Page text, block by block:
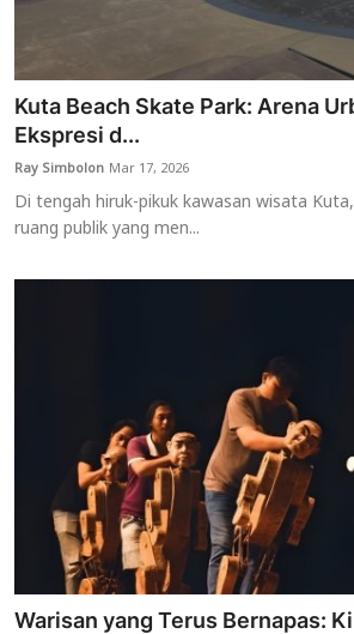
Kisah
Usadha
Indonesia
Kuta Beach Skate Park: Arena
Ekspresi d...
Ray Simbolon Mar 17, 2026
Di tengah hiruk-pikuk kawasan wisata
ruang publik yang men...
Warisan yang Terus Bernapas: